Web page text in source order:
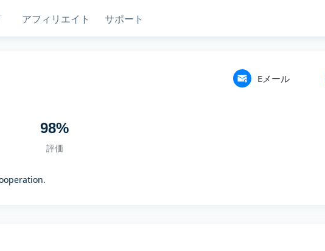
アフィリエイト サポート
98%
評価
Eメール